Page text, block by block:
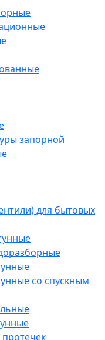
запорной
для бытовых
со спускным